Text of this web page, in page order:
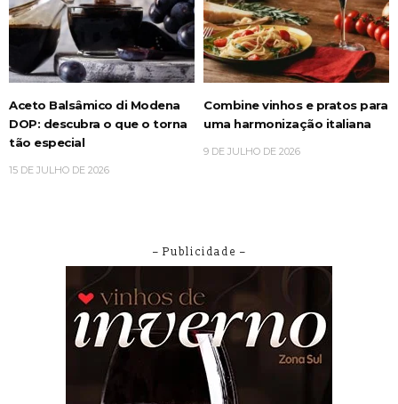
Aceto Balsâmico di Modena
DOP: descubra o que o torna
tão especial
15 DE JULHO DE 2026
Combine vinhos e pratos para
uma harmonização italiana
9 DE JULHO DE 2026
– Publicidade –